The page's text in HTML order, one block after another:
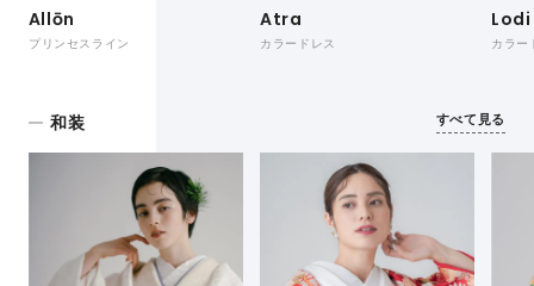
Allōn
プリンセスライン
Atra
カラードレス
Lodi
カラー
和装 すべて見る